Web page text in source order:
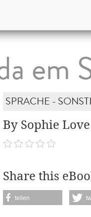
em
SPRACHE -
By Sophie Love
Share this
teilen